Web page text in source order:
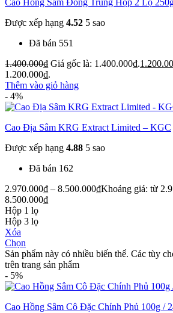
Cao Hồng Sâm Đông Trùng Hộp 2 Lọ
Được xếp hạng 4.52 5 sao
Đã bán 551
1.400.000₫ Giá gốc là: 1.400.000₫.
1.200.000₫.
Thêm vào giỏ hàng
- 4%
Cao Địa Sâm KRG Extract Limited – KGC
Được xếp hạng 4.88 5 sao
Đã bán 162
2.970.000₫ – 8.500.000₫Khoảng giá: từ
8.500.000₫
Hộp 1 lọ
Hộp 3 lọ
Xóa
Chọn
Sản phẩm này có nhiều biến thể. Các tùy
trên trang sản phẩm
- 5%
Cao Hồng Sâm Cô Đặc Chính Phủ 100g /